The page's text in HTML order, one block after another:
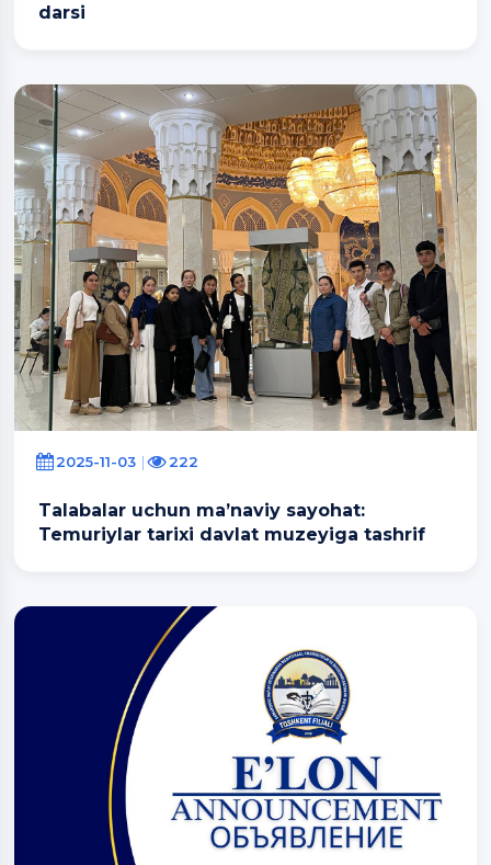
darsi
2025-11-03 222
Talabalar uchun ma’naviy sayohat:
Temuriylar tarixi davlat muzeyiga tashrif